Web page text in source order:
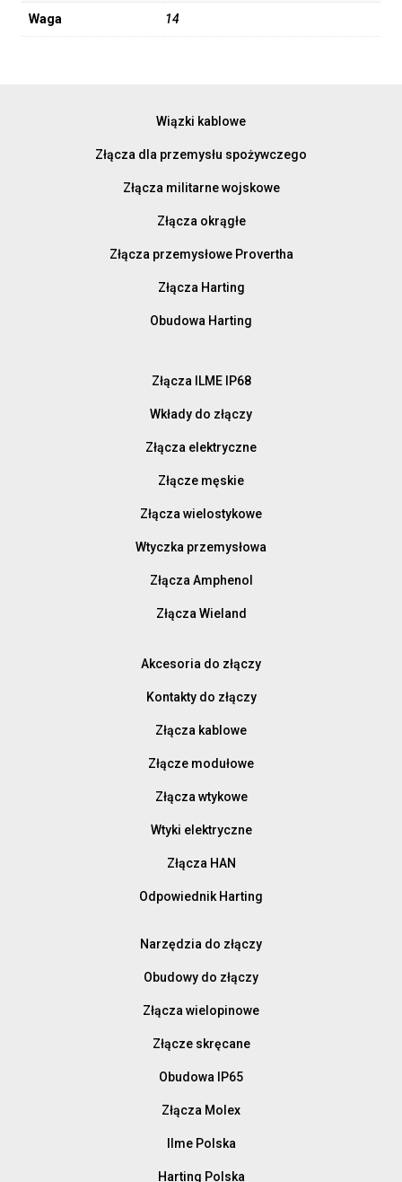
Waga 14
Wiązki kablowe
Złącza dla przemysłu spożywczego
Złącza militarne wojskowe
Złącza okrągłe
Złącza przemysłowe Provertha
Złącza Harting
Obudowa Harting
Złącza ILME IP68
Wkłady do złączy
Złącza elektryczne
Złącze męskie
Złącza wielostykowe
Wtyczka przemysłowa
Złącza Amphenol
Złącza Wieland
Akcesoria do złączy
Kontakty do złączy
Złącza kablowe
Złącze modułowe
Złącza wtykowe
Wtyki elektryczne
Złącza HAN
Odpowiednik Harting
Narzędzia do złączy
Obudowy do złączy
Złącza wielopinowe
Złącze skręcane
Obudowa IP65
Złącza Molex
Ilme Polska
Harting Polska